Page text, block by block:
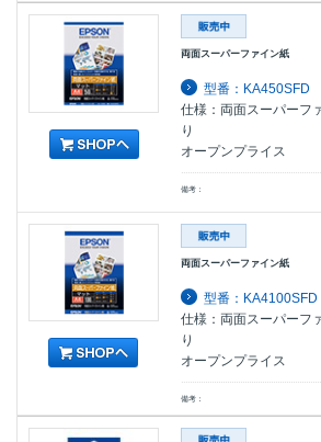
両面スーパーファイン紙
型番：KA450SFD
仕様：両面スーパー
り
オープンプライス
備考：
両面スーパーファイン紙
型番：KA4100SFD
仕様：両面スーパー
り
オープンプライス
備考：